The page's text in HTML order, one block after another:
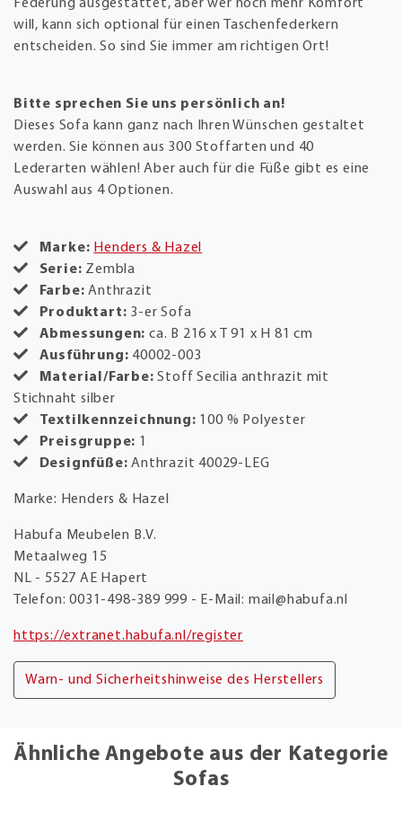
Federung ausgestattet, aber wer noch mehr Komfort
will, kann sich optional für einen Taschenfederkern
entscheiden. So sind Sie immer am richtigen Ort!
Bitte sprechen Sie uns persönlich an!
Dieses Sofa kann ganz nach Ihren Wünschen gestaltet
werden. Sie können aus 300 Stoffarten und 40
Lederarten wählen! Aber auch für die Füße gibt es eine
Auswahl aus 4 Optionen.
Marke: Henders & Hazel
Serie: Zembla
Farbe: Anthrazit
Produktart: 3-er Sofa
Abmessungen:ca. B 216 x T 91 x H 81 cm
Ausführung: 40002-003
Material/Farbe:Stoff Secilia anthrazit mit
Stichnaht silber
Textilkennzeichnung: 100 % Polyester
Preisgruppe: 1
Designfüße:Anthrazit 40029-LEG
Marke: Henders & Hazel
Habufa Meubelen B.V.
Metaalweg 15
NL - 5527 AE Hapert
Telefon: 0031-498-389 999 - E-Mail: mail@habufa.nl
https://extranet.habufa.nl/register
Warn- und Sicherheitshinweise des Herstellers
Ähnliche Angebote aus der Kategorie
Sofas